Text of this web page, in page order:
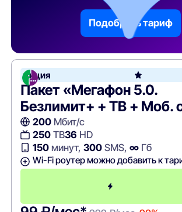
Подобрать тариф
Акция
Пакет «Мегафон 5.0.
Безлимит+ + ТВ + Моб.
200Мбит/с
250ТВ36 HD
150минут, 300SMS, ∞Гб
Wi-Fi роутер можно добавить к